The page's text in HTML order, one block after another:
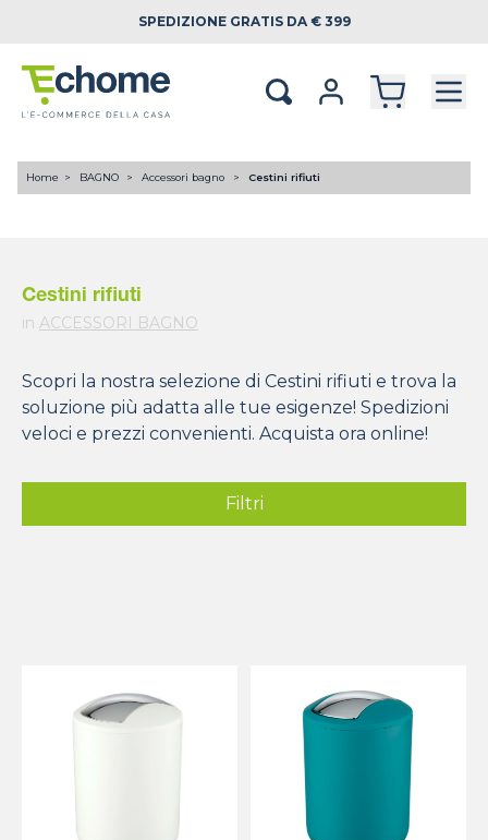
SPEDIZIONE GRATIS DA € 399
Home BAGNO Accessori bagno Cestini rifiuti
Cestini rifiuti
in ACCESSORI BAGNO
Scopri la nostra selezione di Cestini rifiuti e trova la
soluzione più adatta alle tue esigenze! Spedizioni
veloci e prezzi convenienti. Acquista ora online!
Filtri